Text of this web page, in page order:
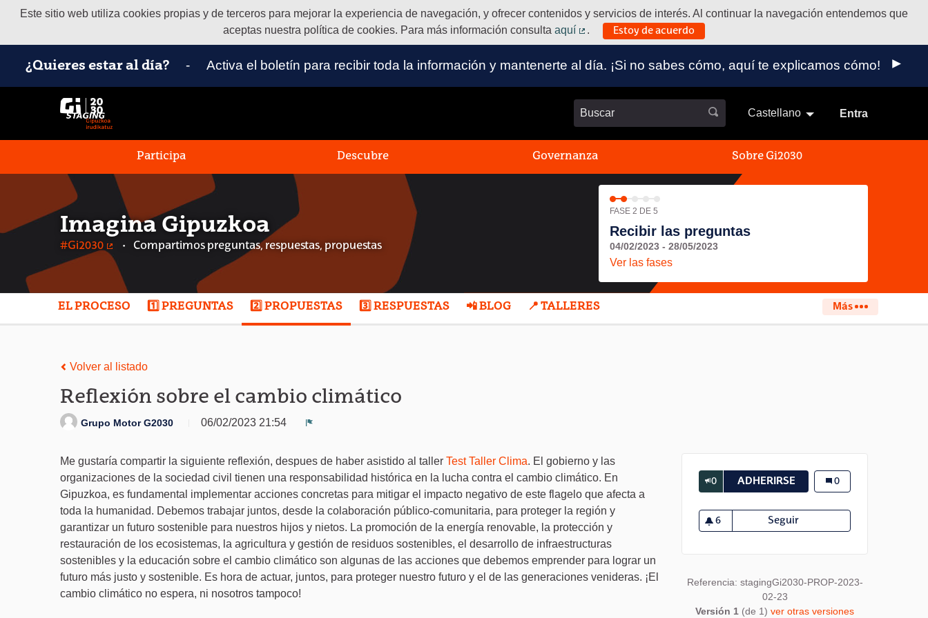
Este sitio web utiliza cookies propias y de terceros para mejorar la experiencia de navegación, y ofrecer contenidos y servicios de interés. Al continuar la navegación entendemos que
aceptas nuestra política de cookies. Para más información consulta aquí
(Enlace externo)
. Estoy de acuerdo
¿Quieres estar al día? - Activa el boletín para recibir toda la información y mantenerte al día. ¡Si no sabes cómo, aquí te explicamos cómo!
Buscar Castellano Elegir el idioma
Entra
Participa Descubre Governanza Sobre Gi2030
Imagina Gipuzkoa
#Gi2030
(Enlace externo)
Compartimos preguntas, respuestas, propuestas
FASE 2 DE 5
Recibir las preguntas
04/02/2023 - 28/05/2023
Ver las fases
EL PROCESO 1️⃣ PREGUNTAS 2️⃣ PROPUESTAS 3️⃣ RESPUESTAS 📲 BLOG 📍 TALLERES Más
Volver al listado
Reflexión sobre el cambio climático
Grupo Motor G2030
06/02/2023 21:54
Me gustaría compartir la siguiente reflexión, despues de haber asistido al taller Test Taller Clima. El gobierno y las
organizaciones de la sociedad civil tienen una responsabilidad histórica en la lucha contra el cambio climático. En
Gipuzkoa, es fundamental implementar acciones concretas para mitigar el impacto negativo de este flagelo que afecta a
toda la humanidad. Debemos trabajar juntos, desde la colaboración público-comunitaria, para proteger la región y
garantizar un futuro sostenible para nuestros hijos y nietos. La promoción de la energía renovable, la protección y
restauración de los ecosistemas, la agricultura y gestión de residuos sostenibles, el desarrollo de infraestructuras
sostenibles y la educación sobre el cambio climático son algunas de las acciones que debemos emprender para lograr un
futuro más justo y sostenible. Es hora de actuar, juntos, para proteger nuestro futuro y el de las generaciones venideras. ¡El
cambio climático no espera, ni nosotros tampoco!
0 ADHERIRSE REFLEXIÓN SOBRE EL
Reflexión sobre el
0
6
6 seguidoras
SeguirReflexión sobre el cambio
Referencia: stagingGi2030-PROP-2023-
02-23
Versión 1 (de 1) ver otras versiones